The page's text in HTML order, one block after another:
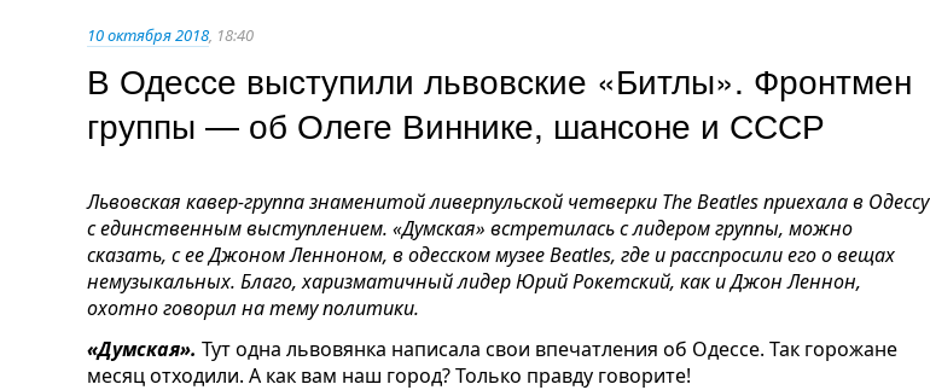
10 октября 2018, 18:40
В Одессе выступили львовские «Битлы». Фронтмен
группы — об Олеге Виннике, шансоне и СССР
Львовская кавер-группа знаменитой ливерпульской четверки The Beatles приехала в Одессу
с единственным выступлением. «Думская» встретилась с лидером группы, можно
сказать, с ее Джоном Ленноном, в одесском музее Beatles, где и расспросили его о вещах
немузыкальных. Благо, харизматичный лидер Юрий Рокетский, как и Джон Леннон,
охотно говорил на тему политики.
«Думская». Тут одна львовянка написала свои впечатления об Одессе. Так горожане
месяц отходили. А как вам наш город? Только правду говорите!